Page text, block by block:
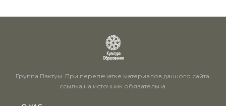
Группа Пактум. При перепечатке материалов данного сайта,
ссылка на источник обязательна.